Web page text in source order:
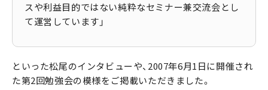
スや利益目的ではない純粋なセミナー兼交流会とし
て運営しています」
といった松尾のインタビューや、2007年6月1日に開催され
た第2回勉強会の模様をご掲載いただきました。